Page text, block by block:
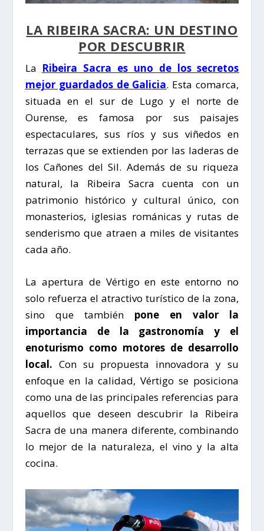
LA RIBEIRA SACRA: UN DESTINO
POR DESCUBRIR
La Ribeira Sacra es uno de los secretos
mejor guardados de Galicia. Esta comarca,
situada en el sur de Lugo y el norte de
Ourense, es famosa por sus paisajes
espectaculares, sus ríos y sus viñedos en
terrazas que se extienden por las laderas de
losCañones del Sil. Además de su riqueza
natural, la Ribeira Sacra cuenta con un
patrimonio histórico y cultural único, con
monasterios, iglesias románicas y rutas de
senderismo que atraen a miles de visitantes
cada año.
La apertura de Vértigo en este entorno no
solo refuerza el atractivo turístico de la zona,
sino que también pone en valor la
importancia de la gastronomía y el
enoturismo como motores de desarrollo
local. Con su propuesta innovadora y su
enfoque en la calidad,Vértigo se posiciona
como una de las principales referencias para
aquellos que deseen descubrir la Ribeira
Sacra de una manera diferente, combinando
lo mejor de la naturaleza, el vino y la alta
cocina.